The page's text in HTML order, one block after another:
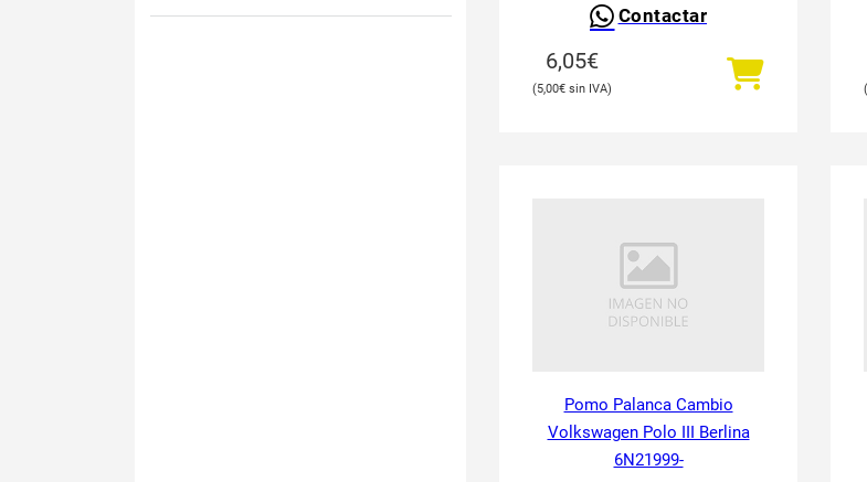
Contactar
6,05€
5,00€
Pomo Palanca Cambio
Volkswagen Polo III Berlina
6N21999-